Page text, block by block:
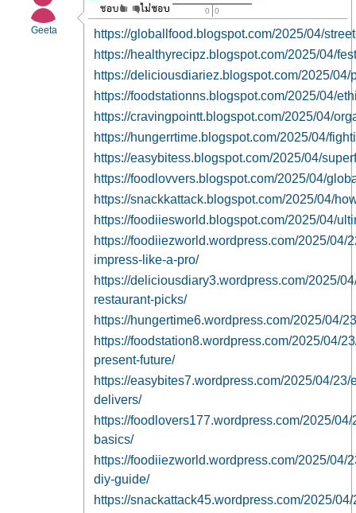
Geeta
0 0
https://globallfood.blogspot.com/2025/04/
https://healthyrecipz.blogspot.com/2025/04/
https://deliciousdiariez.blogspot.com/2025/
https://foodstationns.blogspot.com/2025/04/
https://cravingpointt.blogspot.com/2025/04/
https://hungerrtime.blogspot.com/2025/04/
https://easybitess.blogspot.com/2025/04/
https://foodlovvers.blogspot.com/2025/04/
https://snackkattack.blogspot.com/2025/04/
https://foodiiesworld.blogspot.com/2025/04/
https://foodiiezworld.wordpress.com/2025/04/
impress-like-a-pro/
https://deliciousdiary3.wordpress.com/2025/
restaurant-picks/
https://hungertime6.wordpress.com/2025/04/
https://foodstation8.wordpress.com/2025/04/
present-future/
https://easybites7.wordpress.com/2025/04/
delivers/
https://foodlovers177.wordpress.com/2025/
basics/
https://foodiiezworld.wordpress.com/2025/
diy-guide/
https://snackattack45.wordpress.com/2025/